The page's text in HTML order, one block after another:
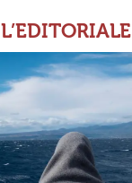
L’EDITORIALE